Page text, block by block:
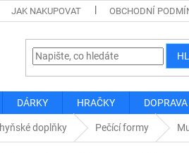
JAK NAKUPOVAT OBCHODNÍ
DÁRKY HRAČKY
doplňky Pečící formy